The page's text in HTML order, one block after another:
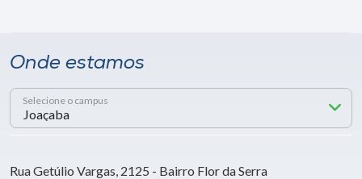
Onde estamos
Selecione o campus
Rua Getúlio Vargas, 2125 - Bairro Flor da Serra